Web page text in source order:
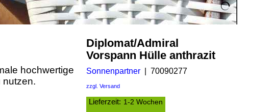
Diplomat/Admiral
Vorspann Hülle anthrazit
Sonnenpartner 70090277
zzgl. Versand
Lieferzeit: 1-2 Wochen
hochwertige
nutzen.